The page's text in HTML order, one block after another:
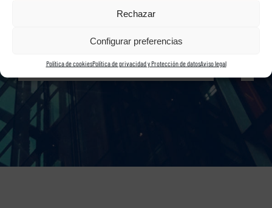
Rechazar
Configurar preferencias
Política de cookiesPolítica de privacidad y Protección de datosAviso legal